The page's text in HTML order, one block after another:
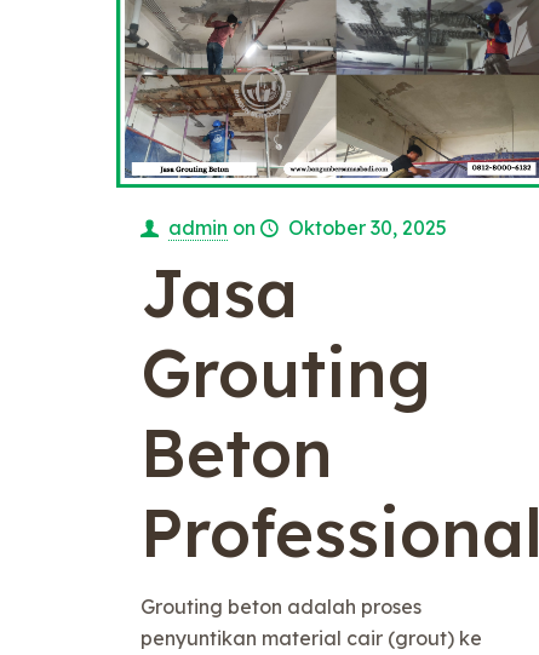
admin on Oktober 30, 2025
Jasa
Grouting
Beton
Professional
Grouting beton adalah proses
penyuntikan material cair (grout) ke